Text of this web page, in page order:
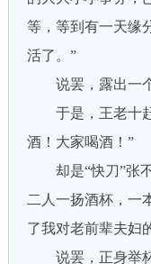
等，等到有一天缘
活了。”
说罢，露出一个
于是，王老十赶
酒！大家喝酒！”
却是“快刀”张不
二人一扬酒杯，一
了我对老前辈夫妇
说罢，正身举杯